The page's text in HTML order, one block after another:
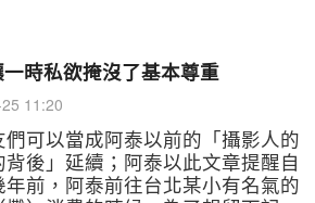
時私欲掩沒了基本尊重
11:20
可以當成阿泰以前的「攝影人的
後」延續；阿泰以此文章提醒自
前，阿泰前往台北某小有名氣的